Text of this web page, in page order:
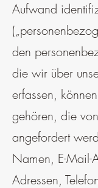
Aufwand
den
die wir über
erfassen,
gehören, die
angefordert
Namen, E-Mail-
Adressen,